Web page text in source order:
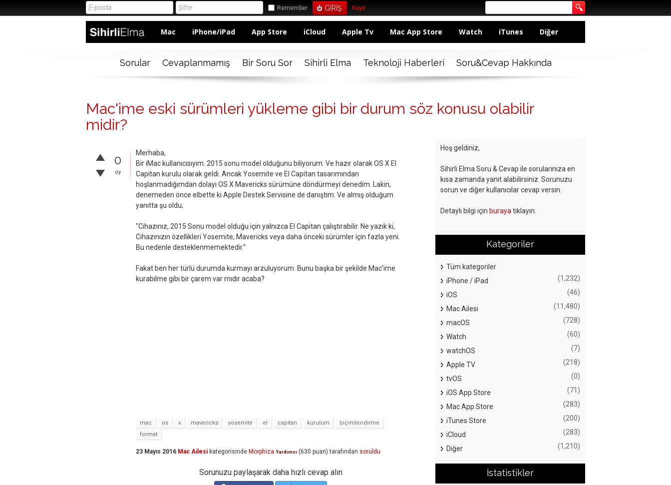
Remember Kayıt
Mac iPhone/iPad App Store iCloud Apple Tv Mac App Store Watch iTunes Diğer
Sorular Cevaplanmamış Bir Soru Sor Sihirli Elma Teknoloji Haberleri Soru&Cevap Hakkında
Mac'ime eski sürümleri yükleme gibi bir durum söz konusu olabilir
midir?
0
oy
Merhaba,
Bir iMac kullanıcısıyım. 2015 sonu model olduğunu biliyorum. Ve hazır olarak OS X El
Capitan kurulu olarak geldi. Ancak Yosemite ve El Capitan tasarımından
hoşlanmadığımdan dolayı OS X Mavericks sürümüne döndürmeyi denedim. Lakin,
denemeden önce elbette ki Apple Destek Servisine de danıştım. Ve almış olduğum
yanıtta şu oldu;
"Cihazınız, 2015 Sonu model olduğu için yalnızca El Capitan çalıştırabilir. Ne yazık ki,
Cihazınızın özellikleri Yosemite, Mavericks veya daha önceki sürümler için fazla yeni.
Bu nedenle desteklenmemektedir."
Fakat ben her türlü durumda kurmayı arzuluyorum. Bunu başka bir şekilde Mac'ime
kurabilme gibi bir çarem var mıdır acaba?
mac os x mavericks yosemite el capitan kurulum
biçimlendirme
format
23 Mayıs 2016 Mac Ailesi kategorisinde Morphiza Yardımcı (630 puan) tarafından soruldu
Sorunuzu paylaşarak daha hızlı cevap alın
Hoş geldiniz,
Sihirli Elma Soru & Cevap ile sorularınıza en
kısa zamanda yanıt alabilirsiniz. Sorunuzu
sorun ve diğer kullanıcılar cevap versin.
Detaylı bilgi için buraya tıklayın.
Kategoriler
Tüm kategoriler
iPhone / iPad
(1,232)
iOS (46)
Mac Ailesi (11,480)
macOS (728)
Watch (60)
watchOS (7)
Apple TV (218)
tvOS (0)
iOS App Store (71)
Mac App Store (283)
iTunes Store (200)
iCloud (283)
Diğer (1,210)
İstatistikler